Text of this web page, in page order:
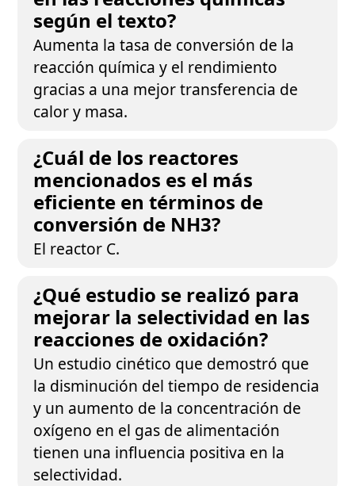
según el texto?
Aumenta la tasa de conversión de la
reacción química y el rendimiento
gracias a una mejor transferencia de
calor y masa.
¿Cuál de los reactores
mencionados es el más
eficiente en términos de
conversión de NH3?
El reactor C.
¿Qué estudio se realizó para
mejorar la selectividad en las
reacciones de oxidación?
Un estudio cinético que demostró que
la disminución del tiempo de residencia
y un aumento de la concentración de
oxígeno en el gas de alimentación
tienen una influencia positiva en la
selectividad.